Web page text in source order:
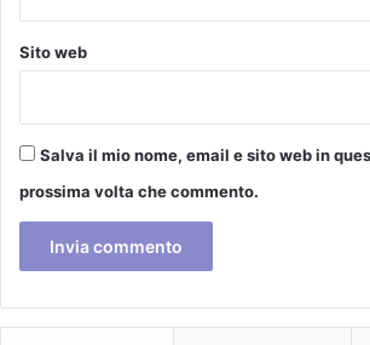
i
i
i
m
,
l
Sito web
Salva il mio nome, email e sito web in
prossima volta che commento.